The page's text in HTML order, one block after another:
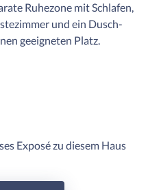
Ruhezone mit Schlafen,
und ein Dusch-
geeigneten Platz.
Exposé zu diesem Haus